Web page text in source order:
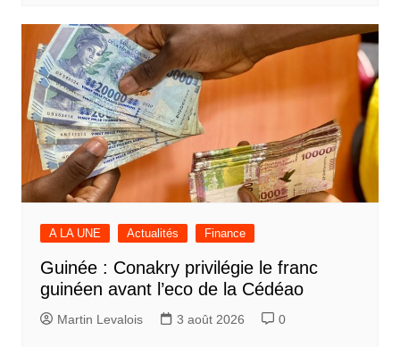
A LA UNE Actualités Finance
Guinée : Conakry privilégie le franc
guinéen avant l’eco de la Cédéao
Martin Levalois 3 août 2026 0